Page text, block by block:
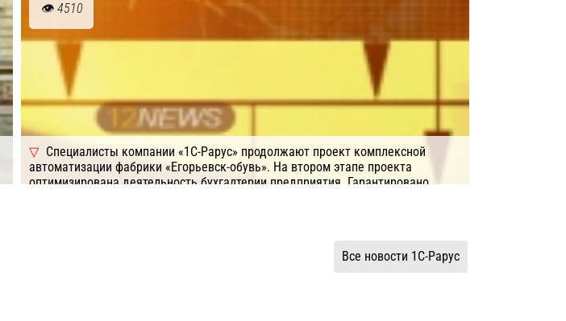
4510
Специалисты компании «1С-Рарус» продолжают проект комплексной
автоматизации фабрики «Егорьевск-обувь». На втором этапе проекта
оптимизирована деятельность бухгалтерии предприятия. Гарантировано
Все новости 1C-Рарус